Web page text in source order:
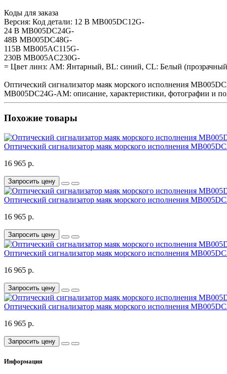
Коды для заказа
Версия: Код детали: 12 В MB005DC12G-
24 В MB005DC24G-
48В MB005DC48G-
115В MB005AC115G-
230В MB005AC230G-
= Цвет линз: AM: Янтарный, BL: синий, CL: Белый
Оптический сигнализатор маяк морского исполнения
MB005DC24G-AM: описание, характеристики, фотографии и
Похожие товары
Оптический сигнализатор маяк морского исполнения
16 965 р.
Запросить цену
Оптический сигнализатор маяк морского исполнения
16 965 р.
Запросить цену
Оптический сигнализатор маяк морского исполнения
16 965 р.
Запросить цену
Оптический сигнализатор маяк морского исполнения
16 965 р.
Запросить цену
Информация